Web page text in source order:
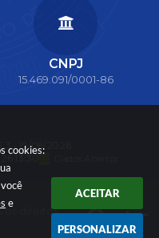
cookies:
e
ACEITAR
PERSONALIZAR
CNPJ
15.469.091/0001-86
- 19/06/2026
os direitos